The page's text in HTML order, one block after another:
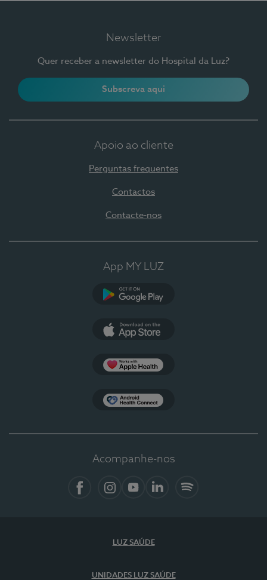
Newsletter
Quer receber a newsletter do Hospital da Luz?
Subscreva aqui
Apoio ao cliente
Perguntas frequentes
Contactos
Contacte-nos
App MY LUZ
Acompanhe-nos
LUZ SAÚDE
UNIDADES LUZ SAÚDE